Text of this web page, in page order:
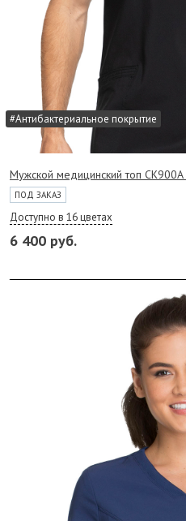
#Антибактериальное покрытие
Мужской медицинский топ
ПОД ЗАКАЗ
Доступно в 16 цветах
6 400 руб.